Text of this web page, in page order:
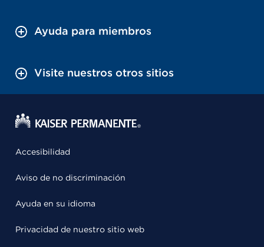
Ayuda para miembros
Visite nuestros otros sitios
Accesibilidad
Aviso de no discriminación
Ayuda en su idioma
Privacidad de nuestro sitio web